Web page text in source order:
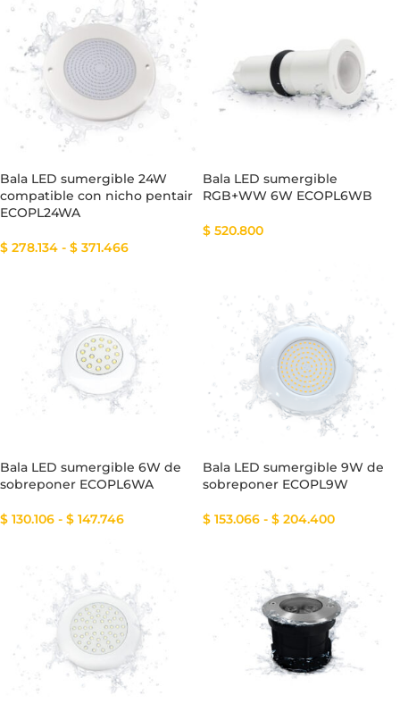
Bala LED sumergible 24W
compatible con nicho pentair
ECOPL24WA
$ 278.134 - $ 371.466
Bala LED sumergible
RGB+WW 6W ECOPL6WB
$ 520.800
Bala LED sumergible 6W de
sobreponer ECOPL6WA
$ 130.106 - $ 147.746
Bala LED sumergible 9W de
sobreponer ECOPL9W
$ 153.066 - $ 204.400